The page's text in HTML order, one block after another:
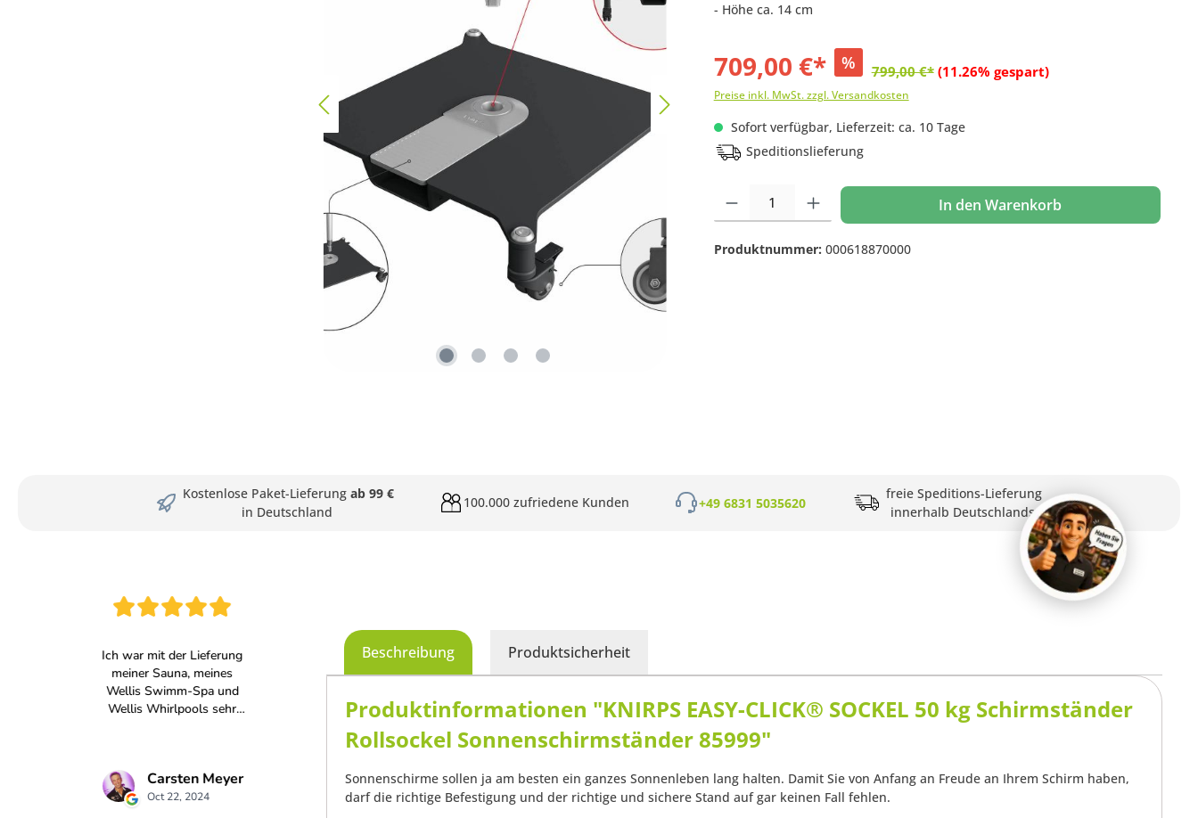
- Höhe ca. 14 cm
709,00 €* % 799,00 €* (11.26% gespart)
Preise inkl. MwSt. zzgl. Versandkosten
Sofort verfügbar, Lieferzeit: ca. 10 Tage
Speditionslieferung
Produkt Anzahl: Gib den gewünschten Wert ein oder benutze die Schaltflächen um die
In den Warenkorb
Produktnummer: 000618870000
Kostenlose Paket-Lieferung ab 99 €
in Deutschland
100.000 zufriedene Kunden +49 6831 5035620
freie Speditions-Lieferung
innerhalb Deutschlands
Beschreibung Produktsicherheit
Produktinformationen "KNIRPS EASY-CLICK® SOCKEL 50 kg Schirmständer
Rollsockel Sonnenschirmständer 85999"
Sonnenschirme sollen ja am besten ein ganzes Sonnenleben lang halten. Damit Sie von Anfang an Freude an Ihrem Schirm haben,
darf die richtige Befestigung und der richtige und sichere Stand auf gar keinen Fall fehlen.